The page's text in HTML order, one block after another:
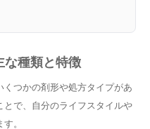
な種類と特徴
つかの剤形や処方タイプがあ
とで、自分のライフスタイルや
。